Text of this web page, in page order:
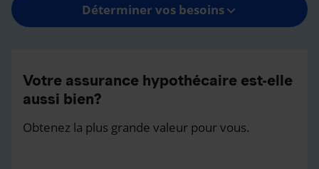
Déterminer vos besoins
Votre assurance hypothécaire est-elle
aussi bien?
Obtenez la plus grande valeur pour vous.